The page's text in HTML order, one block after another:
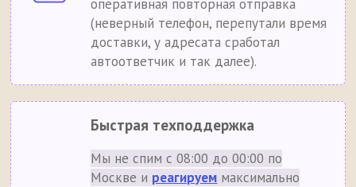
оперативная повторная отправка
(неверный телефон, перепутали время
доставки, у адресата сработал
автоответчик и так далее).
Быстрая техподдержка
Мы не спим с 08:00 до 00:00 по
Москве и реагируем максимально